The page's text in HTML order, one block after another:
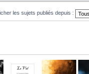
les sujets publiés depuis :